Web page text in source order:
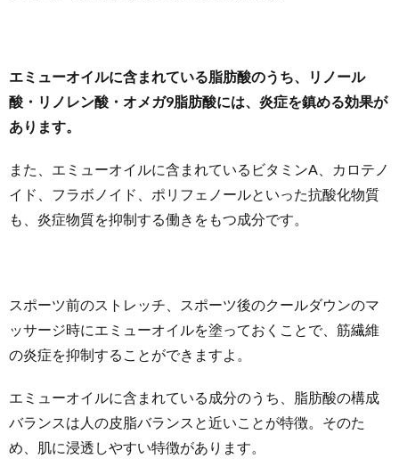
エミューオイルに含まれている脂肪酸のうち、リノール
酸・リノレン酸・オメガ9脂肪酸には、炎症を鎮める効果が
あります。
また、エミューオイルに含まれているビタミンA、カロテノ
イド、フラボノイド、ポリフェノールといった抗酸化物質
も、炎症物質を抑制する働きをもつ成分です。
スポーツ前のストレッチ、スポーツ後のクールダウンのマ
ッサージ時にエミューオイルを塗っておくことで、筋繊維
の炎症を抑制することができますよ。
エミューオイルに含まれている成分のうち、脂肪酸の構成
バランスは人の皮脂バランスと近いことが特徴。そのた
め、肌に浸透しやすい特徴があります。